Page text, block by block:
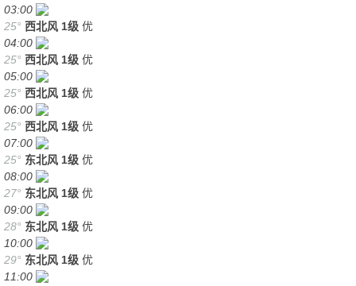
03:00
25° 西北风 1级 优
04:00
25° 西北风 1级 优
05:00
25° 西北风 1级 优
06:00
25° 西北风 1级 优
07:00
25° 东北风 1级 优
08:00
27° 东北风 1级 优
09:00
28° 东北风 1级 优
10:00
29° 东北风 1级 优
11:00